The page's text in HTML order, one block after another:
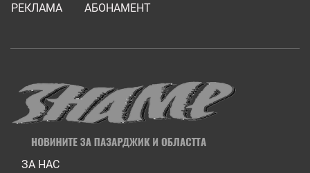
РЕКЛАМА
АБОНАМЕНТ
ЗА НАС